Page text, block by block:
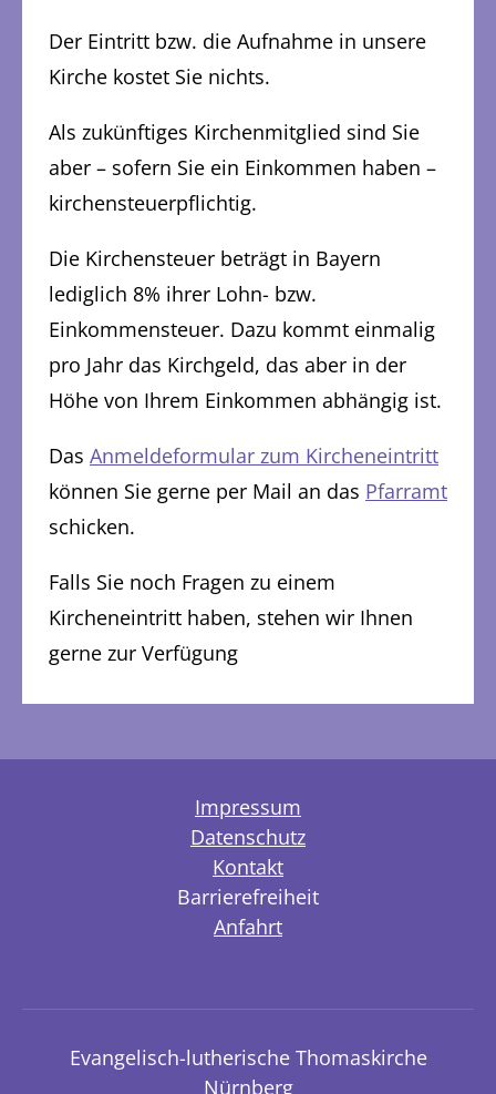
Der Eintritt bzw. die Aufnahme in unsere
Kirche kostet Sie nichts.
Als zukünftiges Kirchenmitglied sind Sie
aber – sofern Sie ein Einkommen haben –
kirchensteuerpflichtig.
Die Kirchensteuer beträgt in Bayern
lediglich 8% ihrer Lohn- bzw.
Einkommensteuer. Dazu kommt einmalig
pro Jahr das Kirchgeld, das aber in der
Höhe von Ihrem Einkommen abhängig ist.
Das Anmeldeformular zum Kircheneintritt
können Sie gerne per Mail an das Pfarramt
schicken.
Falls Sie noch Fragen zu einem
Kircheneintritt haben, stehen wir Ihnen
gerne zur Verfügung
Impressum
Datenschutz
Kontakt
Barrierefreiheit
Anfahrt
Evangelisch-lutherische Thomaskirche
Nürnberg